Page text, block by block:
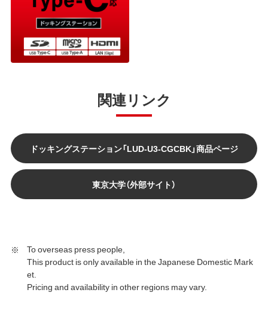
関連リンク
ドッキングステーション「LUD-U3-CGCBK」商品ページ
東京大学（外部サイト）
To overseas press people,
This product is only available in the Japanese Domestic Mark
et.
Pricing and availability in other regions may vary.